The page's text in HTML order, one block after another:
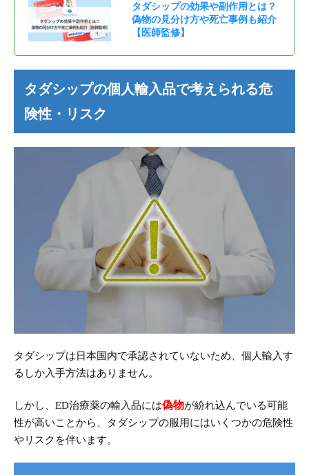
タダシップの効果や副作用とは？
偽物の見分け方や死亡事例も紹介
【医師監修】
タダシップの個人輸入品で考えられる危
険性・リスク
タダシップは日本国内で承認されていないため、個人輸入す
るしか入手方法はありません。
しかし、ED治療薬の輸入品には偽物が紛れ込んでいる可能
性が高いことから、タダシップの服用にはいくつかの危険性
やリスクを伴います。